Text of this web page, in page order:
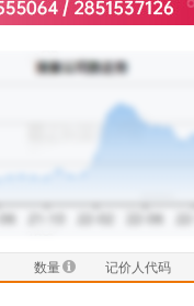
数量 记价人代码